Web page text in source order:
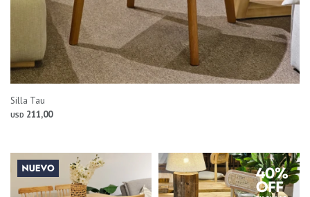
Silla Tau
USD 211,00